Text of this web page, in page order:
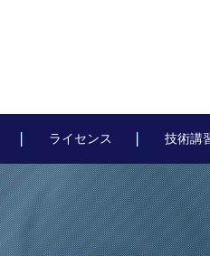
ライセンス 技術講